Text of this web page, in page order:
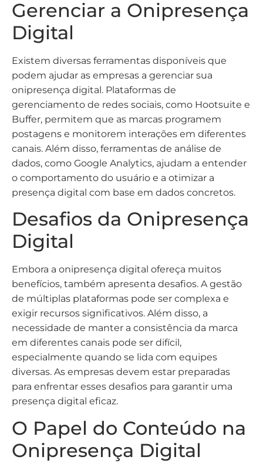
Gerenciar a Onipresença
Digital
Existem diversas ferramentas disponíveis que
podem ajudar as empresas a gerenciar sua
onipresença digital. Plataformas de
gerenciamento de redes sociais, como Hootsuite e
Buffer, permitem que as marcas programem
postagens e monitorem interações em diferentes
canais. Além disso, ferramentas de análise de
dados, como Google Analytics, ajudam a entender
o comportamento do usuário e a otimizar a
presença digital com base em dados concretos.
Desafios da Onipresença
Digital
Embora a onipresença digital ofereça muitos
benefícios, também apresenta desafios. A gestão
de múltiplas plataformas pode ser complexa e
exigir recursos significativos. Além disso, a
necessidade de manter a consistência da marca
em diferentes canais pode ser difícil,
especialmente quando se lida com equipes
diversas. As empresas devem estar preparadas
para enfrentar esses desafios para garantir uma
presença digital eficaz.
O Papel do Conteúdo na
Onipresença Digital